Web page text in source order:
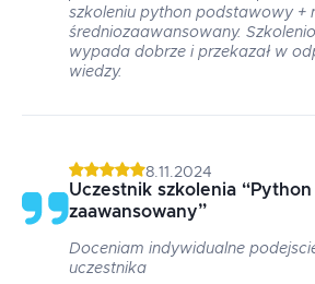
szkoleniu python podstawowy +
średniozaawansowany.
wypada dobrze i przekazał w
wiedzy.
8.11.2024
Uczestnik szkolenia “
zaawansowany”
Doceniam indywidualne
uczestnika